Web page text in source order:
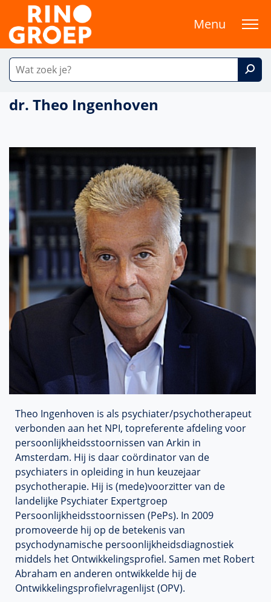
Menu
dr. Theo Ingenhoven
Theo Ingenhoven is als psychiater/psychotherapeut
verbonden aan het NPI, topreferente afdeling voor
persoonlijkheidsstoornissen van Arkin in
Amsterdam. Hij is daar coördinator van de
psychiaters in opleiding in hun keuzejaar
psychotherapie. Hij is (mede)voorzitter van de
landelijke Psychiater Expertgroep
Persoonlijkheidsstoornissen (PePs). In 2009
promoveerde hij op de betekenis van
psychodynamische persoonlijkheidsdiagnostiek
middels het Ontwikkelingsprofiel. Samen met Robert
Abraham en anderen ontwikkelde hij de
Ontwikkelingsprofielvragenlijst (OPV).